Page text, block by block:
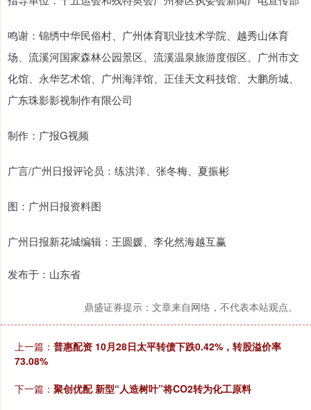
鸣谢：锦绣中华民俗村、广州体育职业技术学院、越秀山体育
场、流溪河国家森林公园景区、流溪温泉旅游度假区、广州市文
化馆、永华艺术馆、广州海洋馆、正佳天文科技馆、大鹏所城、
广东珠影影视制作有限公司
制作：广报G视频
广言/广州日报评论员：练洪洋、张冬梅、夏振彬
图：广州日报资料图
广州日报新花城编辑：王圆媛、李化然海越互赢
发布于：山东省
鼎盛证券提示：文章来自网络，不代表本站观点。
上一篇： 普惠配资 10月28日太平转债下跌0.42%，转股溢价率
73.08%
下一篇： 聚创优配 新型“人造树叶”将CO2转为化工原料